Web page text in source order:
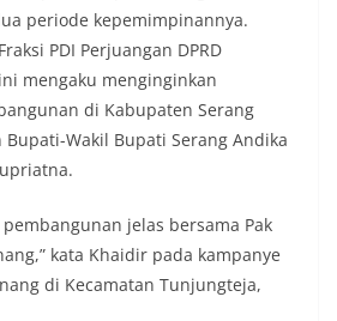
periode kepemimpinannya.
PDI Perjuangan DPRD
mengaku menginginkan
di Kabupaten Serang
Wakil Bupati Serang Andika
jelas bersama Pak
kata Khaidir pada kampanye
di Kecamatan Tunjungteja,